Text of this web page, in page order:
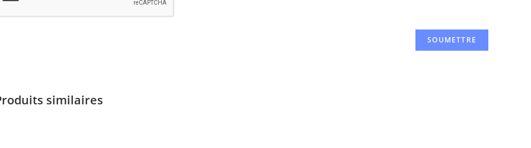
similaires